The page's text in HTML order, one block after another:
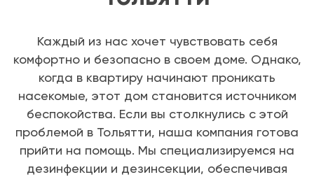
Каждый из нас хочет чувствовать себя
комфортно и безопасно в своем доме. Однако,
когда в квартиру начинают проникать
насекомые, этот дом становится источником
беспокойства. Если вы столкнулись с этой
проблемой в Тольятти, наша компания готова
прийти на помощь. Мы специализируемся на
дезинфекции и дезинсекции, обеспечивая